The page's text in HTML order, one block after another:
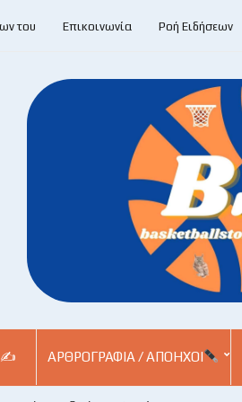
του Επικοινωνία Ροή Ειδήσεων
ΑΡΘΡΟΓΡΑΦΊΑ / ΑΠΌΗΧΟΙ